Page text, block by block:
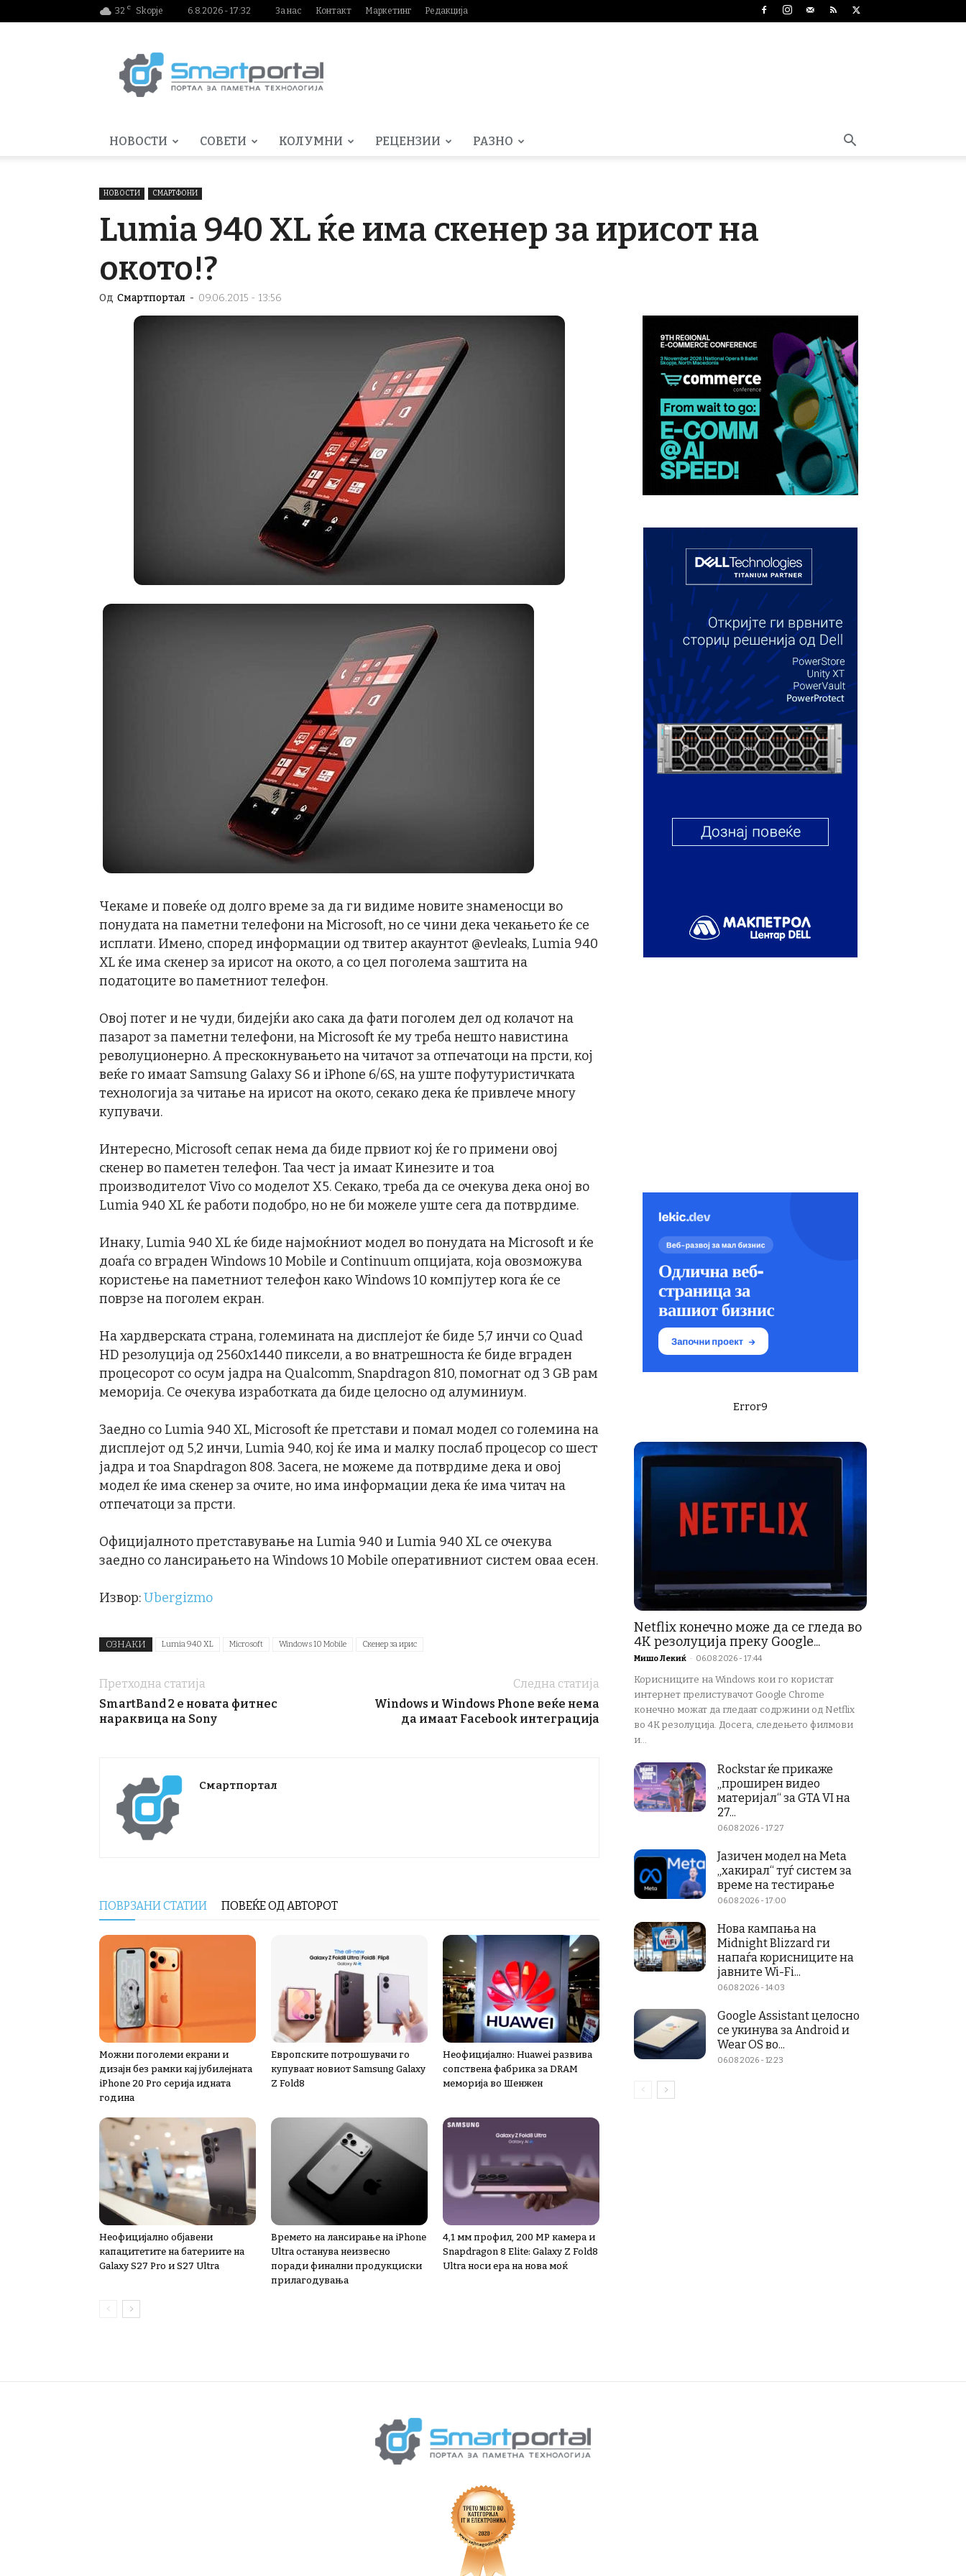
32 C Skopje 6.8.2026 - 17:32 За нас Контакт Маркетинг Редакција
НОВОСТИ СОВЕТИ КОЛУМНИ РЕЦЕНЗИИ РАЗНО
НОВОСТИ СМАРТФОНИ
Lumia 940 XL ќе има скенер за ирисот на
окото!?
Од Смартпортал - 09.06.2015 - 13:56
Чекаме и повеќе од долго време за да ги видиме новите знаменосци во
понудата на паметни телефони на Microsoft, но се чини дека чекањето ќе се
исплати. Имено, според информации од твитер акаунтот @evleaks, Lumia 940
XL ќе има скенер за ирисот на окото, а со цел поголема заштита на
податоците во паметниот телефон.
Овој потег и не чуди, бидејќи ако сака да фати поголем дел од колачот на
пазарот за паметни телефони, на Microsoft ќе му треба нешто навистина
револуционерно. А прескокнувањето на читачот за отпечатоци на прсти, кој
веќе го имаат Samsung Galaxy S6 и iPhone 6/6S, на уште пофутуристичката
технологија за читање на ирисот на окото, секако дека ќе привлече многу
купувачи.
Интересно, Microsoft сепак нема да биде првиот кој ќе го примени овој
скенер во паметен телефон. Таа чест ја имаат Кинезите и тоа
производителот Vivo со моделот Х5. Секако, треба да се очекува дека оној во
Lumia 940 XL ќе работи подобро, но не би можеле уште сега да потврдиме.
Инаку, Lumia 940 XL ќе биде најмоќниот модел во понудата на Microsoft и ќе
доаѓа со вграден Windows 10 Mobile и Continuum опцијата, која овозможува
користење на паметниот телефон како Windows 10 компјутер кога ќе се
поврзе на поголем екран.
На хардверската страна, големината на дисплејот ќе биде 5,7 инчи со Quad
HD резолуција од 2560х1440 пиксели, а во внатрешноста ќе биде вграден
процесорот со осум јадра на Qualcomm, Snapdragon 810, помогнат од 3 GB рам
меморија. Се очекува изработката да биде целосно од алуминиум.
Заедно со Lumia 940 XL, Microsoft ќе претстави и помал модел со големина на
дисплејот од 5,2 инчи, Lumia 940, кој ќе има и малку послаб процесор со шест
јадра и тоа Snapdragon 808. Засега, не можеме да потврдиме дека и овој
модел ќе има скенер за очите, но има информации дека ќе има читач на
отпечатоци за прсти.
Официјалното претставување на Lumia 940 и Lumia 940 XL се очекува
заедно со лансирањето на Windows 10 Mobile оперативниот систем оваа есен.
Извор:Ubergizmo
ОЗНАКИ Lumia 940 XL Microsoft Windows 10 Mobile Скенер за ирис
Претходна статија
SmartBand 2 e новата фитнес
нараквица на Sony
Следна статија
Windows и Windows Phone веќе нема
да имаат Facebook интеграција
Смартпортал
ПОВРЗАНИ СТАТИИ ПОВЕЌЕ ОД АВТОРОТ
Можни поголеми екрани и
дизајн без рамки кај јубилејната
iPhone 20 Pro серија идната
година
Европските потрошувачи го
купуваат новиот Samsung Galaxy
Z Fold8
Неофицијално: Huawei развива
сопствена фабрика за DRAM
меморија во Шенжен
Неофицијално објавени
капацитетите на батериите на
Galaxy S27 Pro и S27 Ultra
Времето на лансирање на iPhone
Ultra останува неизвесно
поради финални продукциски
прилагодувања
4,1 мм профил, 200 MP камера и
Snapdragon 8 Elite: Galaxy Z Fold8
Ultra носи ера на нова моќ
Error9
Netflix конечно може да се гледа во
4K резолуција преку Google...
Мишо Лекиќ - 06.08.2026 - 17:44
Корисниците на Windows кои го користат
интернет прелистувачот Google Chrome
конечно можат да гледаат содржини од Netflix
во 4K резолуција. Досега, следењето филмови
и...
Rockstar ќе прикаже
„проширен видео
материјал“ за GTA VI на
27...
06.08.2026 - 17:27
Јазичен модел на Meta
„хакирал“ туѓ систем за
време на тестирање
06.08.2026 - 17:00
Нова кампања на
Midnight Blizzard ги
напаѓа корисниците на
јавните Wi-Fi...
06.08.2026 - 14:03
Google Assistant целосно
се укинува за Android и
Wear OS во...
06.08.2026 - 12:23